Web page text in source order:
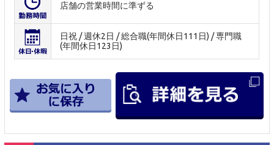
店舗の営業時間に準ずる
日祝 / 週休2日 / 総合職(年間休日111日) / 専門職
(年間休日123日)